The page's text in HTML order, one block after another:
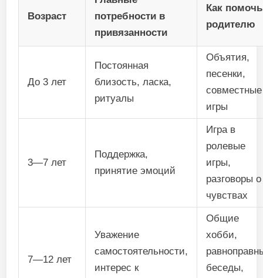
Возраст
потребности в
привязанности
Как помочь
родителю
До 3 лет
Постоянная
близость, ласка,
ритуалы
Объятия,
песенки,
совместные
игры
3—7 лет
Поддержка,
принятие эмоций
Игра в
ролевые
игры,
разговоры о
чувствах
7—12 лет
Уважение
самостоятельности,
интерес к
Общие
хобби,
беседы,